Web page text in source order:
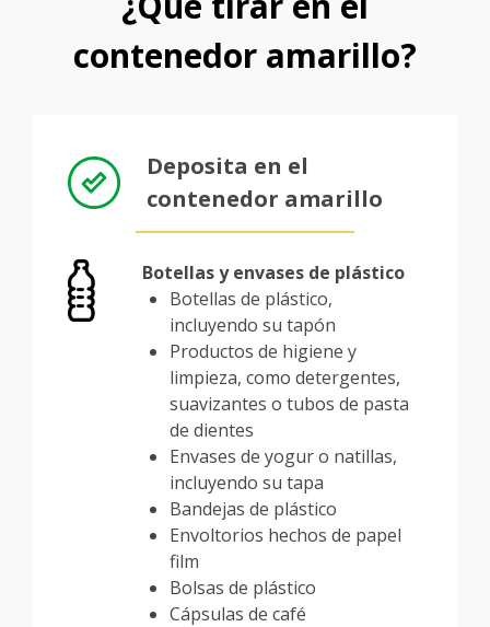
contenedor amarillo?
Deposita en el
contenedor amarillo
Botellas y envases de plástico
Botellas de plástico,
incluyendo su tapón
Productos de higiene y
limpieza, como detergentes,
suavizantes o tubos de pasta
de dientes
Envases de yogur o natillas,
incluyendo su tapa
Bandejas de plástico
Envoltorios hechos de papel
film
Bolsas de plástico
Cápsulas de café